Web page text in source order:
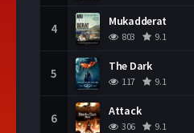
4 Mukadderat
803 9.1
5 The Dark
117 9.1
6 Attack
306 9.1